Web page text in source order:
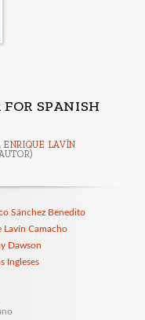
SPANISH
ENRIQUE LAVÍN
Sánchez Benedito
Lavín Camacho
Dawson
Ingleses